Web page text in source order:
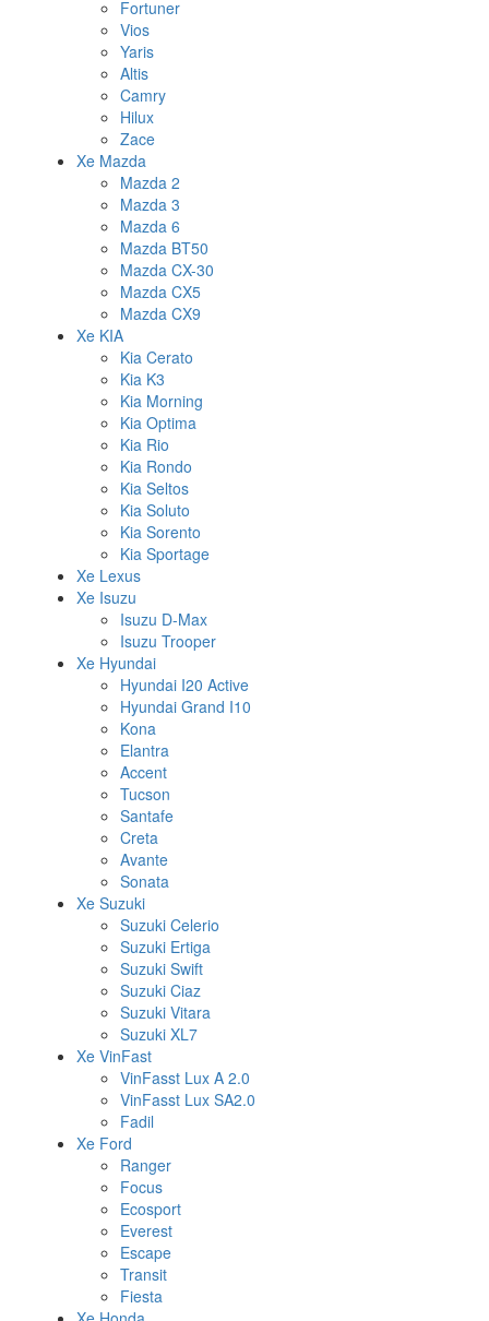
Fortuner
Vios
Yaris
Altis
Camry
Hilux
Zace
Xe Mazda
Mazda 2
Mazda 3
Mazda 6
Mazda BT50
Mazda CX-30
Mazda CX5
Mazda CX9
Xe KIA
Kia Cerato
Kia K3
Kia Morning
Kia Optima
Kia Rio
Kia Rondo
Kia Seltos
Kia Soluto
Kia Sorento
Kia Sportage
Xe Lexus
Xe Isuzu
Isuzu D-Max
Isuzu Trooper
Xe Hyundai
Hyundai I20 Active
Hyundai Grand I10
Kona
Elantra
Accent
Tucson
Santafe
Creta
Avante
Sonata
Xe Suzuki
Suzuki Celerio
Suzuki Ertiga
Suzuki Swift
Suzuki Ciaz
Suzuki Vitara
Suzuki XL7
Xe VinFast
VinFasst Lux A 2.0
VinFasst Lux SA2.0
Fadil
Xe Ford
Ranger
Focus
Ecosport
Everest
Escape
Transit
Fiesta